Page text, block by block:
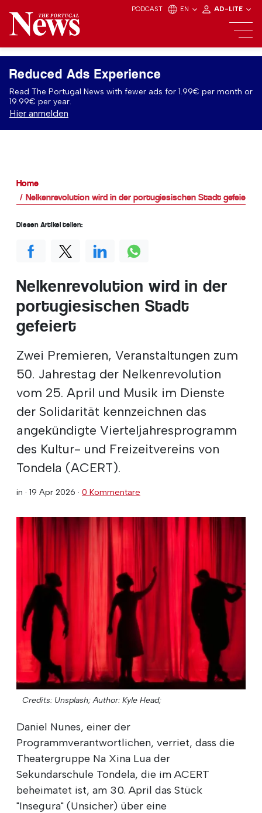
PODCAST EN AD-LITE
Reduced Ads Experience
Read The Portugal News with fewer ads for 1.99€ per month or
19.99€ per year.
Hier anmelden
Home
Nelkenrevolution wird in der portugiesischen Stadt gefeiert
Nelkenrevolution wird in der
portugiesischen Stadt
gefeiert
Zwei Premieren, Veranstaltungen zum
50. Jahrestag der Nelkenrevolution
vom 25. April und Musik im Dienste
der Solidarität kennzeichnen das
angekündigte Vierteljahresprogramm
des Kultur- und Freizeitvereins von
Tondela (ACERT).
in · 19 Apr 2026 · 0 Kommentare
Credits: Unsplash; Author: Kyle Head;
Daniel Nunes, einer der
Programmverantwortlichen, verriet, dass die
Theatergruppe Na Xina Lua der
Sekundarschule Tondela, die im ACERT
beheimatet ist, am 30. April das Stück
"Insegura" (Unsicher) über eine
Diesen Artikel teilen: